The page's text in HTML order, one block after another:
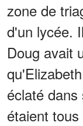
zone de
d'un lycée.
Doug avait
éclaté
étaient